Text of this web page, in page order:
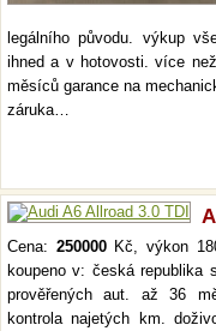
legálního původu. výkup
ihned a v hotovosti. více
měsíců garance na
záruka…
Cena: 250000Kč, výkon
koupeno v: česká
prověřených aut. až 36
kontrola najetých km.